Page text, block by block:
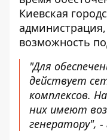
Киевская
возможность
"Для
действует
комплексов.
них имеют
генератору", -